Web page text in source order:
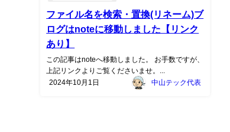
ファイル名を検索・置換(リネーム)ブ
ログはnoteに移動しました【リンク
あり】
この記事はnoteへ移動しました。 お手数ですが、
上記リンクよりご覧くださいませ。...
2024年10月1日
中山テック代表